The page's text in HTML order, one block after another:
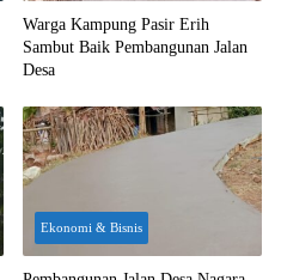
Warga Kampung Pasir Erih
Sambut Baik Pembangunan Jalan
Desa
Ekonomi & Bisnis